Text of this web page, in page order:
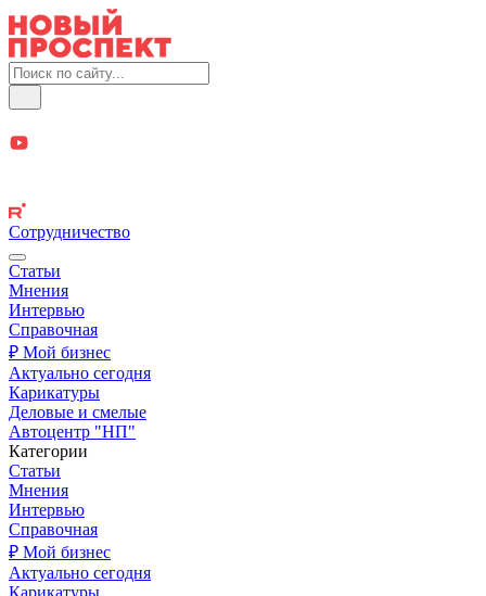
Сотрудничество
Статьи
Мнения
Интервью
Справочная
₽ Мой бизнес
Актуально сегодня
Карикатуры
Деловые и смелые
Автоцентр "НП"
Категории
Статьи
Мнения
Интервью
Справочная
₽ Мой бизнес
Актуально сегодня
Карикатуры